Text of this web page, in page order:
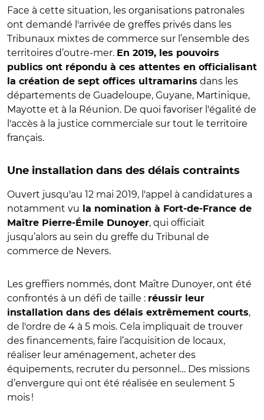
Face à cette situation, les organisations patronales
ont demandé l'arrivée de greffes privés dans les
Tribunaux mixtes de commerce sur l’ensemble des
territoires d’outre-mer. En 2019, les pouvoirs
publics ont répondu à ces attentes en officialisant
la création de sept offices ultramarins dans les
départements de Guadeloupe, Guyane, Martinique,
Mayotte et à la Réunion. De quoi favoriser l'égalité de
l'accès à la justice commerciale sur tout le territoire
français.
Une installation dans des délais contraints
Ouvert jusqu'au 12 mai 2019, l'appel à candidatures a
notamment vu la nomination à Fort-de-France de
Maître Pierre-Émile Dunoyer, qui officiait
jusqu’alors au sein du greffe du Tribunal de
commerce de Nevers.
Les greffiers nommés, dont Maître Dunoyer, ont été
confrontés à un défi de taille : réussir leur
installation dans des délais extrêmement courts,
de l'ordre de 4 à 5 mois. Cela impliquait de trouver
des financements, faire l’acquisition de locaux,
réaliser leur aménagement, acheter des
équipements, recruter du personnel… Des missions
d’envergure qui ont été réalisée en seulement 5
mois !